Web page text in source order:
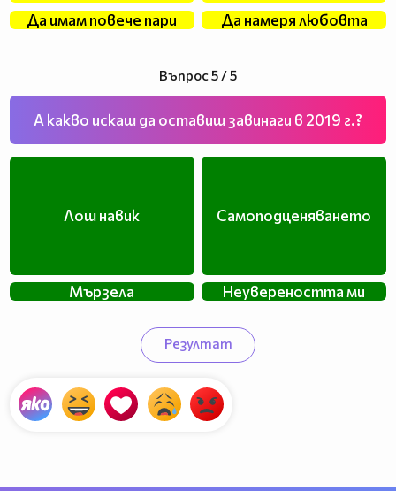
Да имам повече пари Да намеря любовта
Въпрос 5 / 5
А какво искаш да оставиш завинаги в 2019 г.?
Лош навик Самоподценяването
Мързела Неувереността ми
Резултат